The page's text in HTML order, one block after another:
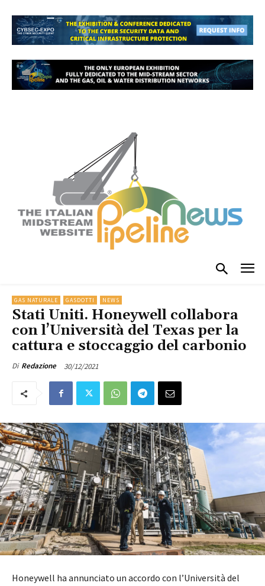
GAS NATURALE GASDOTTI NEWS
Stati Uniti. Honeywell collabora
con l’Università del Texas per la
cattura e stoccaggio del carbonio
Di Redazione 30/12/2021
Honeywell ha annunciato un accordo con l’Università del